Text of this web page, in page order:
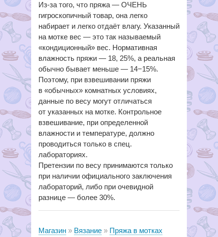
Из-за того, что пряжа — ОЧЕНЬ
гигроскопичный товар, она легко
набирает и легко отдаёт влагу. Указанный
на мотке вес — это так называемый
«кондиционный» вес. Нормативная
влажность пряжи — 18, 25%, а реальная
обычно бывает меньше — 14−15%.
Поэтому, при взвешивании пряжи
в «обычных» комнатных условиях,
данные по весу могут отличаться
от указанных на мотке. Контрольное
взвешивание, при определенной
влажности и температуре, должно
проводиться только в спец.
лабораториях.
Претензии по весу принимаются только
при наличии официального заключения
лабораторий, либо при очевидной
разнице — более 30%.
Магазин Вязание
Пряжа в мотках